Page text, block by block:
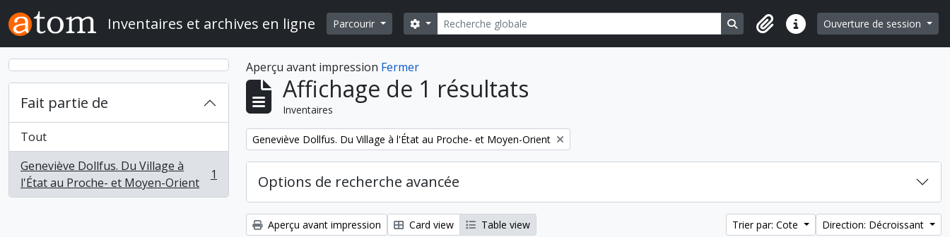
Skip to main content
Inventaires et archives en ligne Parcourir Rechercher
Search options Search in browse page
Liens rapidesOuverture de session
Fait partie de
Tout
Geneviève Dollfus. Du Village à
l'État au Proche- et Moyen-Orient
, 1 résultats 1
Aperçu avant impression Fermer
Affichage de 1 résultats
Inventaires
Remove filter:
Geneviève Dollfus. Du Village à l'État au Proche- et Moyen-Orient
Options de recherche avancée
Aperçu avant impression Card view Table view Trier par: Cote Direction: Décroissant